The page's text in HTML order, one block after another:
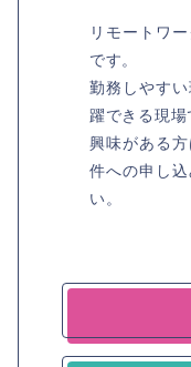
リモートワ
です。
勤務しやす
躍できる現場
興味がある
件への申し
い。